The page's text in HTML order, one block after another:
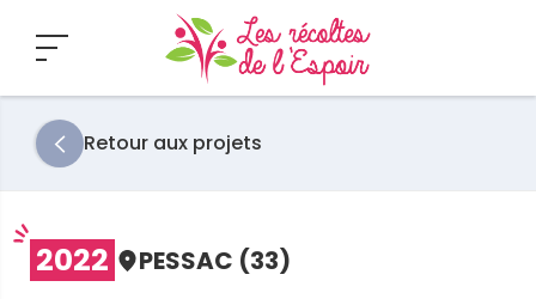
Retour aux projets
2022 PESSAC (33)